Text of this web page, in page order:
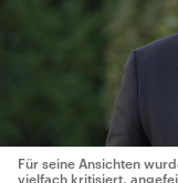
Für seine Ansichten
vielfach kritisiert,